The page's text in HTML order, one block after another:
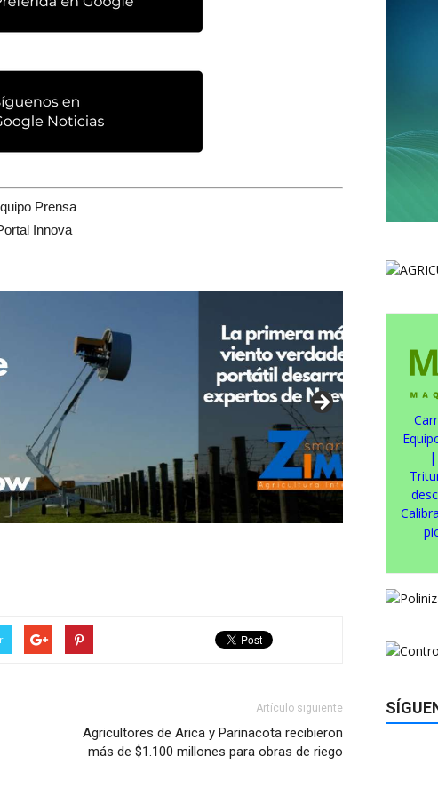
Prensa
Innova
Artículo siguiente
Agricultores de Arica y Parinacota recibieron
más de $1.100 millones para obras de riego
|